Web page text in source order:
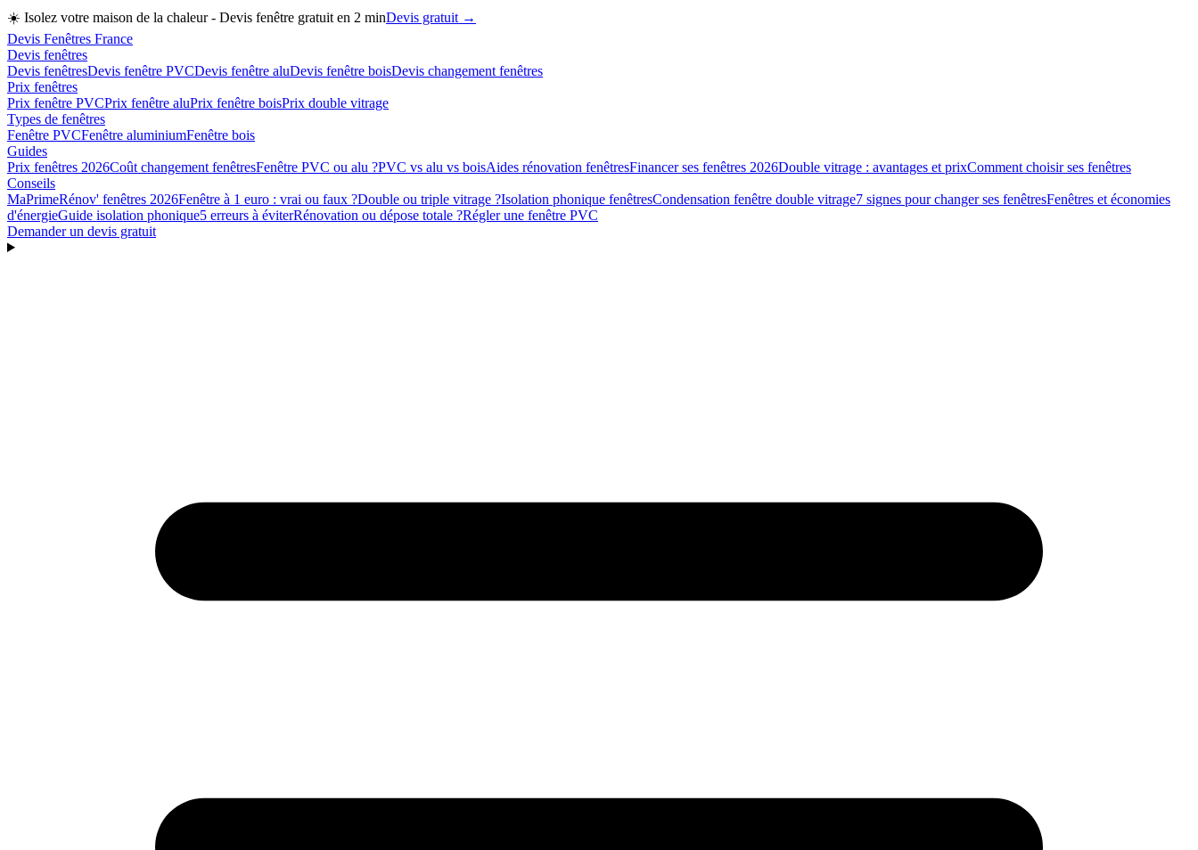
☀️ Isolez votre maison de la chaleur - Devis fenêtre gratuit en 2 minDevis gratuit →
Devis Fenêtres France
Devis fenêtres
Devis fenêtresDevis fenêtre PVCDevis fenêtre aluDevis fenêtre boisDevis changement fenêtres
Prix fenêtres
Prix fenêtre PVCPrix fenêtre aluPrix fenêtre boisPrix double vitrage
Types de fenêtres
Fenêtre PVCFenêtre aluminiumFenêtre bois
Guides
Prix fenêtres 2026Coût changement fenêtresFenêtre PVC ou alu ?PVC vs alu vs boisAides rénovation fenêtresFinancer ses fenêtres 2026Double vitrage : avantages et prixComment choisir ses fenêtres
Conseils
MaPrimeRénov' fenêtres 2026Fenêtre à 1 euro : vrai ou faux ?Double ou triple vitrage ?Isolation phonique fenêtresCondensation fenêtre double vitrage7 signes pour changer ses fenêtresFenêtres et économies
d'énergieGuide isolation phonique5 erreurs à éviterRénovation ou dépose totale ?Régler une fenêtre PVC
Demander un devis gratuit